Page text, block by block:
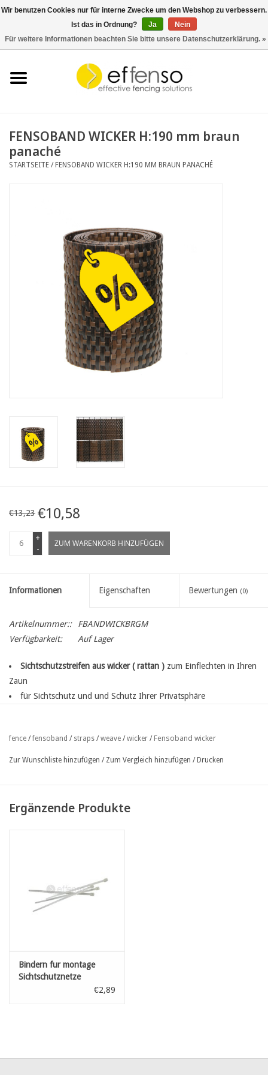
Beleuchtung
FENSOBAND WICKER H:190 mm braun
panaché
STARTSEITE /FENSOBAND WICKER H:190 MM BRAUN PANACHÉ
€13,23 €10,58
+
-
ZUM WARENKORB HINZUFÜGEN
Informationen Eigenschaften Bewertungen (0)
Artikelnummer::
FBANDWICKBRGM
Verfügbarkeit:
Auf Lager
Sichtschutzstreifen aus wicker ( rattan ) zum Einflechten in Ihren
Zaun
für Sichtschutz und und Schutz Ihrer Privatsphäre
Wetterbedingungen
passend zu Ihren Rattan Gartenmöbeln
100% Opazität
fence /fensoband / straps /weave /wicker / Fensoband wicker
Zur Wunschliste hinzufügen / Zum Vergleich hinzufügen / Drucken
Ergänzende Produkte
Bindern fur montage
Sichtschutznetze
Transparant L: 100 mm€2,89
Wir benutzen Cookies nur für interne Zwecke um den Webshop zu verbessern.
Ist das in Ordnung?
Ja
Nein
Für weitere Informationen beachten Sie bitte unsere Datenschutzerklärung. »